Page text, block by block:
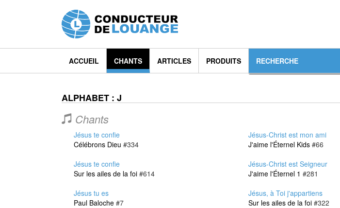
ACCUEIL CHANTS ARTICLES PRODUITS
ALPHABET : J
Chants
Jésus te confie
Célébrons Dieu #334
Jésus te confie
Sur les ailes de la foi #614
Jésus tu es
Paul Baloche #7
Jésus-Christ est mon ami
J'aime l'Éternel Kids #66
Jésus-Christ est Seigneur
J'aime l'Éternel 1 #281
Jésus, à Toi j'appartiens
Sur les ailes de la foi #322